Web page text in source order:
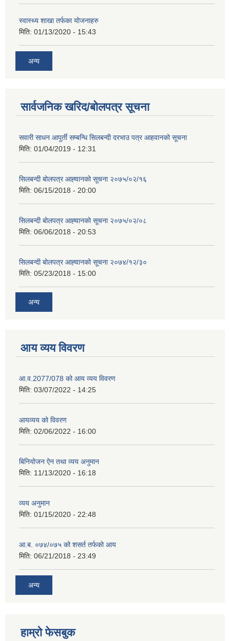
स्वास्थ्य शाखा तर्फका योजनाहरु
मिति: 01/13/2020 - 15:43
अन्य
सार्वजनिक खरिद/बोलपत्र सूचना
सवारी साधन आपुर्ती सम्बन्धि सिलबन्दी दरभाउ पत्र आहवानको सूचना
मिति: 01/04/2019 - 12:31
सिलबन्दी बोलपत्र आह्‍वानको सूचना २०७५/०२/१६
मिति: 06/15/2018 - 20:00
सिलबन्दी बोलपत्र आह्‍वानको सूचना २०७५/०२/०८
मिति: 06/06/2018 - 20:53
सिलबन्दी बोलपत्र आह्‍वानको सूचना २०७४/१२/३०
मिति: 05/23/2018 - 15:00
अन्य
आय व्यय विवरण
आ.व.2077/078 को आय व्यय विवरण
मिति: 03/07/2022 - 14:25
आयव्यय को विवरण
मिति: 02/06/2022 - 16:00
बिनियोजन ऐन तथा व्यय अनुमान
मिति: 11/13/2020 - 16:18
व्यय अनुमान
मिति: 01/15/2020 - 22:48
आ.ब. ०७४/०७५ को शसर्त तर्फको आय
मिति: 06/21/2018 - 23:49
अन्य
हाम्रो फेसबुक